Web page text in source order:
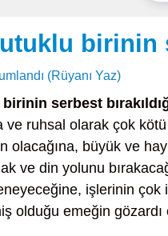
birinin
(Rüyanı Yaz)
serbest
ve ruhsal olarak çok
olacağına, büyük ve
ve din yolunu
işlerinin çok
olduğu emeğin